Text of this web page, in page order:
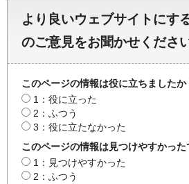
より良いウェブサイトにす
のご意見をお聞かせくださ
このページの情報は役に立ちましたか
1：役に立った
2：ふつう
3：役に立たなかった
このページの情報は見つけやすかった
1：見つけやすかった
2：ふつう